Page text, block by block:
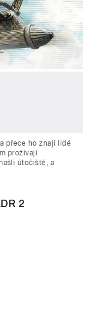
přece ho znají lidé
prožívají
útočiště, a
2